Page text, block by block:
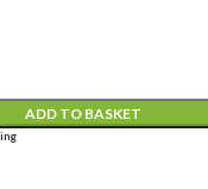
ADD TO BASKET